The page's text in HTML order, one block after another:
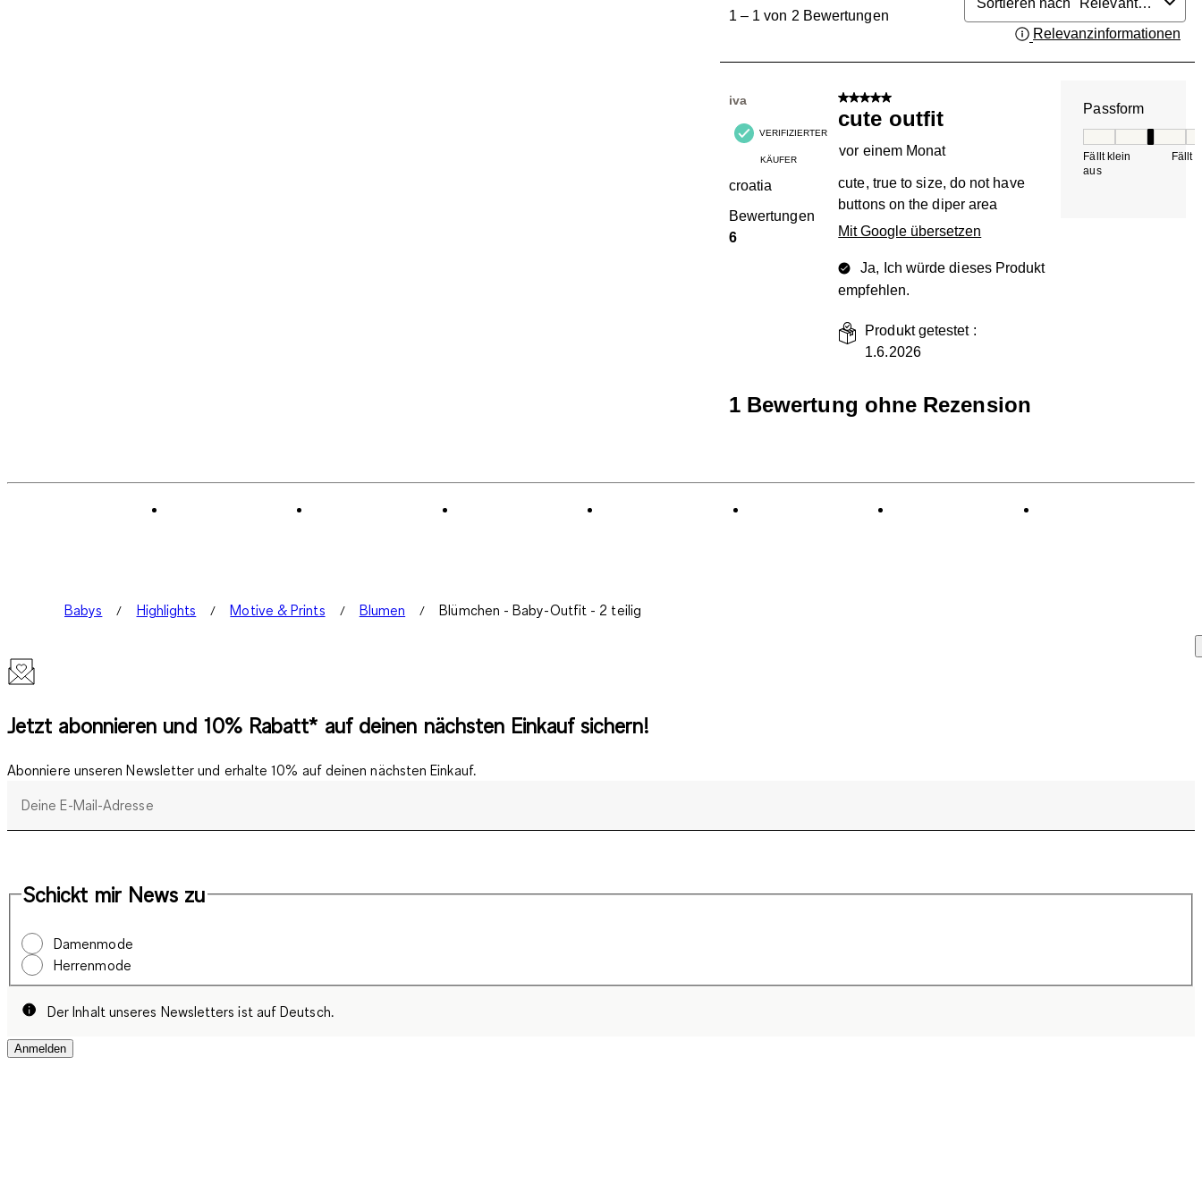
bis
Bewertungen.
1 – 1 von 2 Bewertungen
Relevanzinformationen
iva
VERIFIZIERTER
KÄUFER
croatia
Bewertungen
6
5 von 5 Sternen.
cute outfit
vor einem Monat
cute, true to size, do not have
buttons on the diper area
Mit Google übersetzen
Ja, Ich würde dieses Produkt
empfehlen.
Produkt getestet :
1.6.2026
Passform
Fällt klein
aus
Fällt
1 Bewertung ohne Rezension
Babys Highlights Motive & Prints Blumen Blümchen - Baby-Outfit - 2 teilig
Jetzt abonnieren und 10% Rabatt* auf deinen nächsten Einkauf sichern!
Abonniere unseren Newsletter und erhalte 10% auf deinen nächsten Einkauf.
Deine E-Mail-Adresse
Schickt mir News zu
Damenmode
Herrenmode
Der Inhalt unseres Newsletters ist auf Deutsch.
Anmelden